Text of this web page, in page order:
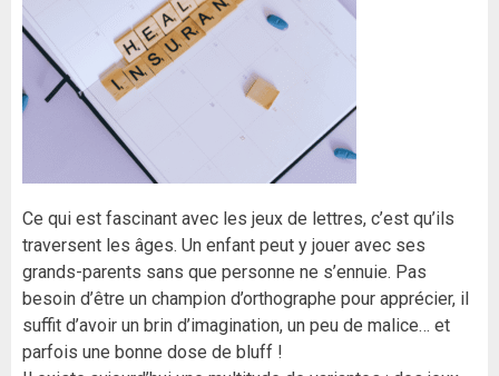
Ce qui est fascinant avec les jeux de lettres, c’est qu’ils
traversent les âges. Un enfant peut y jouer avec ses
grands-parents sans que personne ne s’ennuie. Pas
besoin d’être un champion d’orthographe pour apprécier, il
suffit d’avoir un brin d’imagination, un peu de malice… et
parfois une bonne dose de bluff !